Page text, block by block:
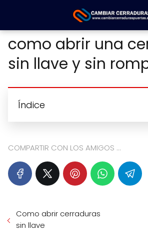
como abrir una
sin llave y sin
Índice
COMPARTIR CON LOS AMIGOS ...
Como abrir cerraduras
sin llave